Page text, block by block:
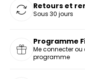
Retours et
Sous 30 jours
Programme
Me connecter
programme